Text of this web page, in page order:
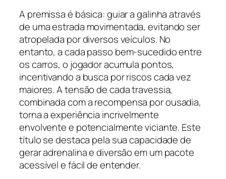
A premissa é básica: guiar a galinha através
de uma estrada movimentada, evitando ser
atropelada por diversos veículos. No
entanto, a cada passo bem-sucedido entre
os carros, o jogador acumula pontos,
incentivando a busca por riscos cada vez
maiores. A tensão de cada travessia,
combinada com a recompensa por ousadia,
torna a experiência incrivelmente
envolvente e potencialmente viciante. Este
título se destaca pela sua capacidade de
gerar adrenalina e diversão em um pacote
acessível e fácil de entender.